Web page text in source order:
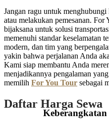
Jangan ragu untuk
atau melakukan pemesanan.
bijaksana untuk solusi
memenuhi standar keselamatan
modern, dan tim yang
yakin bahwa perjalanan Anda
Kami siap membantu Anda
menjadikannya pengalaman
memilih For You Tour sebagai
Daftar Harga Sewa